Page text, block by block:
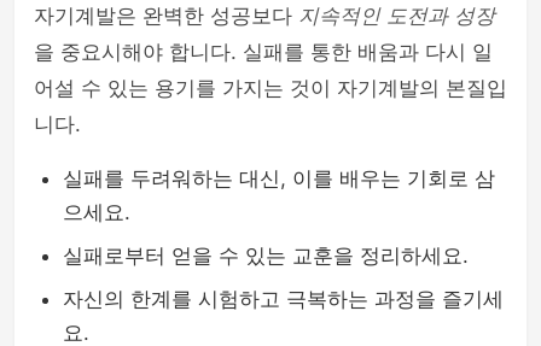
자기계발은 완벽한 성공보다 지속적인 도전과 성장
을 중요시해야 합니다. 실패를 통한 배움과 다시 일
어설 수 있는 용기를 가지는 것이 자기계발의 본질입
니다.
실패를 두려워하는 대신, 이를 배우는 기회로 삼
으세요.
실패로부터 얻을 수 있는 교훈을 정리하세요.
자신의 한계를 시험하고 극복하는 과정을 즐기세
요.